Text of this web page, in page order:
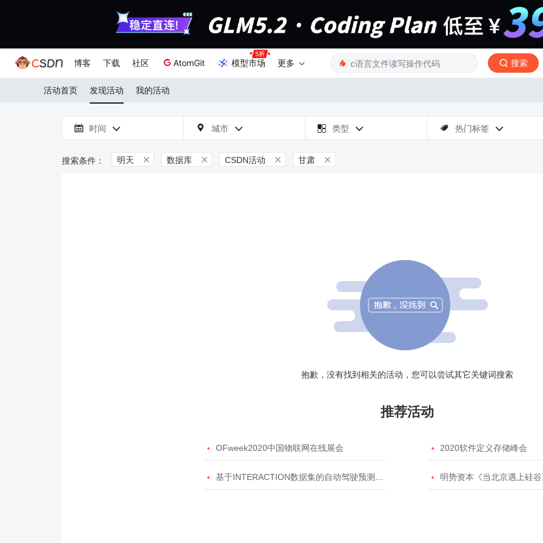
博客 下载 社区 AtomGit 模型市场 更多 搜索
活动首页 发现活动 我的活动
 时间   城市   类型   热门标签 
明天  数据库  CSDN活动  甘肃 
抱歉，没有找到相关的活动，您可以尝试其它关键词搜索
推荐活动
 OFweek2020中国物联网在线展会  2020软件定义存储峰会
 基于INTERACTION数据集的自动驾驶预测模型挑战赛  明势资本《当北京遇上硅谷》系列